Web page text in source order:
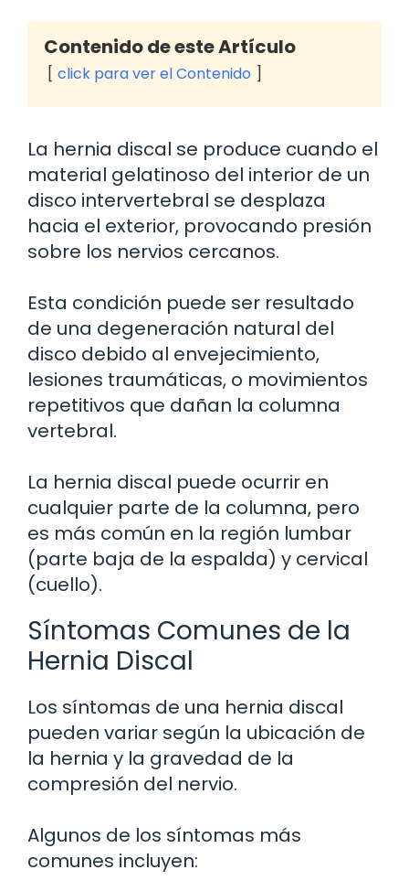
Contenido de este Artículo
click para ver el Contenido
La hernia discal se produce cuando el
material gelatinoso del interior de un
disco intervertebral se desplaza
hacia el exterior, provocando presión
sobre los nervios cercanos.
Esta condición puede ser resultado
de una degeneración natural del
disco debido al envejecimiento,
lesiones traumáticas, o movimientos
repetitivos que dañan la columna
vertebral.
La hernia discal puede ocurrir en
cualquier parte de la columna, pero
es más común en la región lumbar
(parte baja de la espalda) y cervical
(cuello).
Síntomas Comunes de la
Hernia Discal
Los síntomas de una hernia discal
pueden variar según la ubicación de
la hernia y la gravedad de la
compresión del nervio.
Algunos de los síntomas más
comunes incluyen: